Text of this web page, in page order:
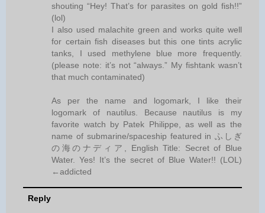
shouting “Hey! That’s for parasites on gold fish!!”
(lol)
I also used malachite green and works quite well
for certain fish diseases but this one tints acrylic
tanks, I used methylene blue more frequently.
(please note: it’s not “always.” My fishtank wasn’t
that much contaminated)
As per the name and logomark, I like their
logomark of nautilus. Because nautilus is my
favorite watch by Patek Philippe, as well as the
name of submarine/spaceship featured in ふしぎ
の海のナディア, English Title: Secret of Blue
Water. Yes! It’s the secret of Blue Water!! (LOL)
←addicted
Reply